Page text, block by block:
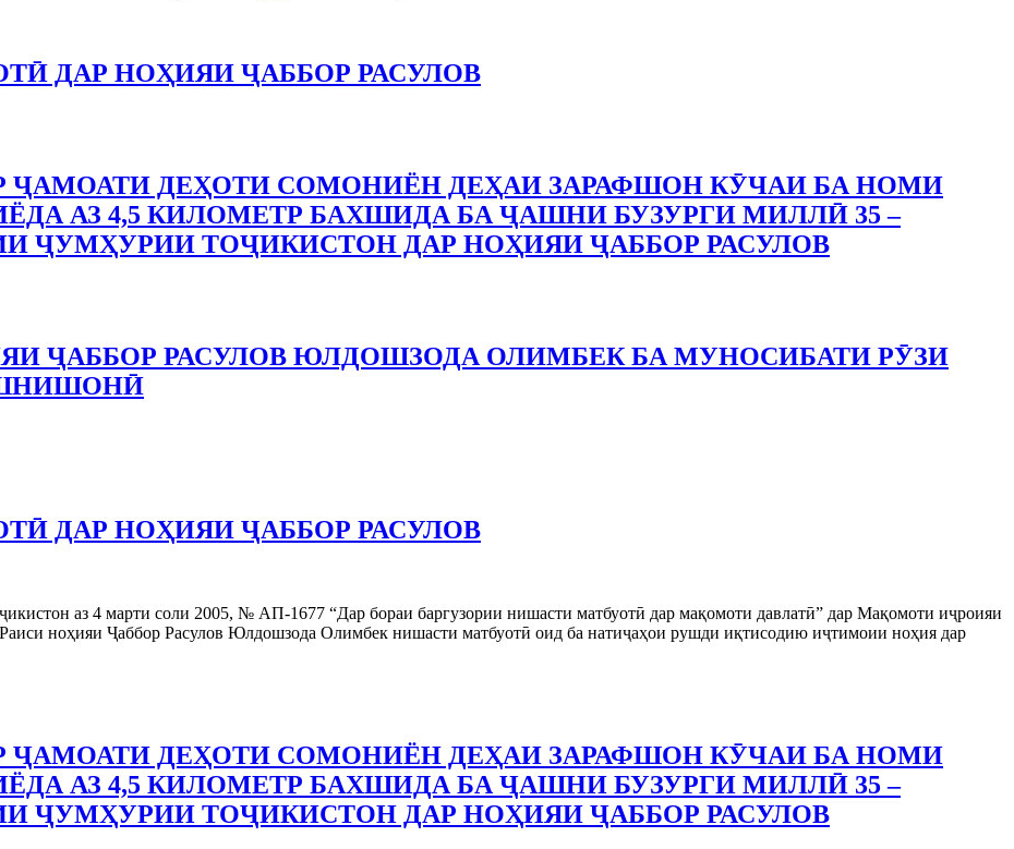
ДАР НОҲИЯИ ҶАББОР РАСУЛОВ
ДЕҲОТИ СОМОНИЁН ДЕҲАИ ЗАРАФШОН КӮЧАИ БА НОМИ
АЗ 4,5 КИЛОМЕТР БАХШИДА БА ҶАШНИ БУЗУРГИ МИЛЛӢ 35 –
ҶУМҲУРИИ ТОҶИКИСТОН ДАР НОҲИЯИ ҶАББОР РАСУЛОВ
ҶАББОР РАСУЛОВ ЮЛДОШЗОДА ОЛИМБЕК БА МУНОСИБАТИ РӮЗИ
ДАР НОҲИЯИ ҶАББОР РАСУЛОВ
аз 4 марти соли 2005, № АП-1677 “Дар бораи баргузории нишасти матбуотӣ дар мақомоти давлатӣ” дар Мақомоти иҷроияи
ноҳияи Ҷаббор Расулов Юлдошзода Олимбек нишасти матбуотӣ оид ба натиҷаҳои рушди иқтисодию иҷтимоии ноҳия дар
ДЕҲОТИ СОМОНИЁН ДЕҲАИ ЗАРАФШОН КӮЧАИ БА НОМИ
АЗ 4,5 КИЛОМЕТР БАХШИДА БА ҶАШНИ БУЗУРГИ МИЛЛӢ 35 –
ҶУМҲУРИИ ТОҶИКИСТОН ДАР НОҲИЯИ ҶАББОР РАСУЛОВ